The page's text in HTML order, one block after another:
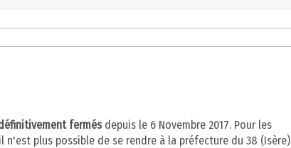
fermés depuis le 6 Novembre 2017. Pour les
plus possible de se rendre à la préfecture du 38 (Isère)